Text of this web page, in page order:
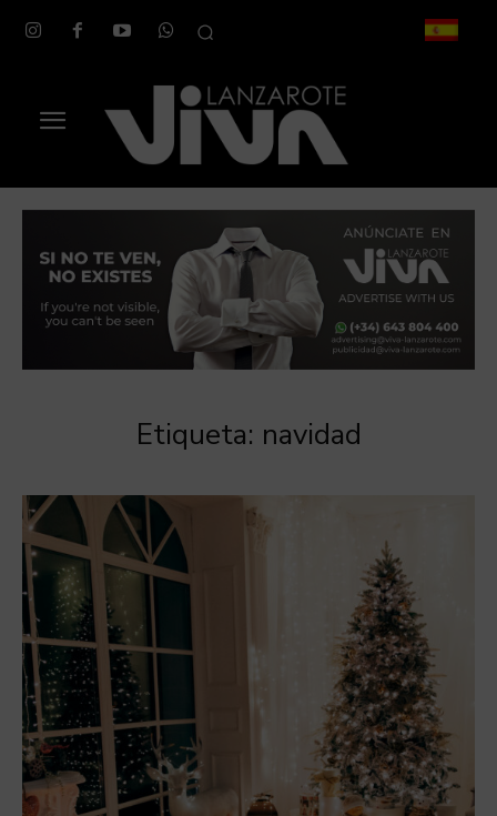
Etiqueta: navidad